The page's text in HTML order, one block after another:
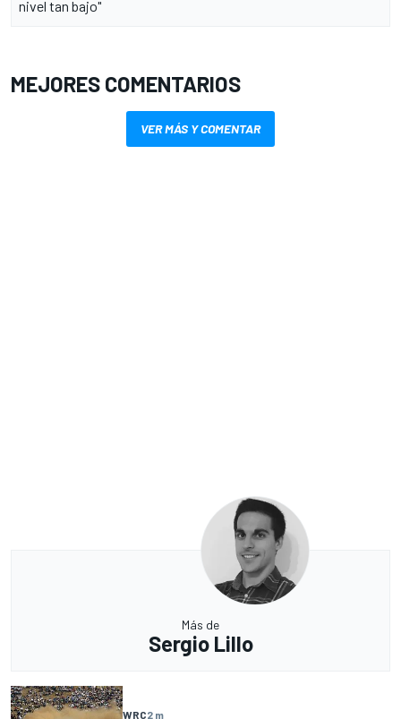
nivel tan bajo"
MEJORES COMENTARIOS
VER MÁS Y COMENTAR
Más de
Sergio Lillo
WRC2 m